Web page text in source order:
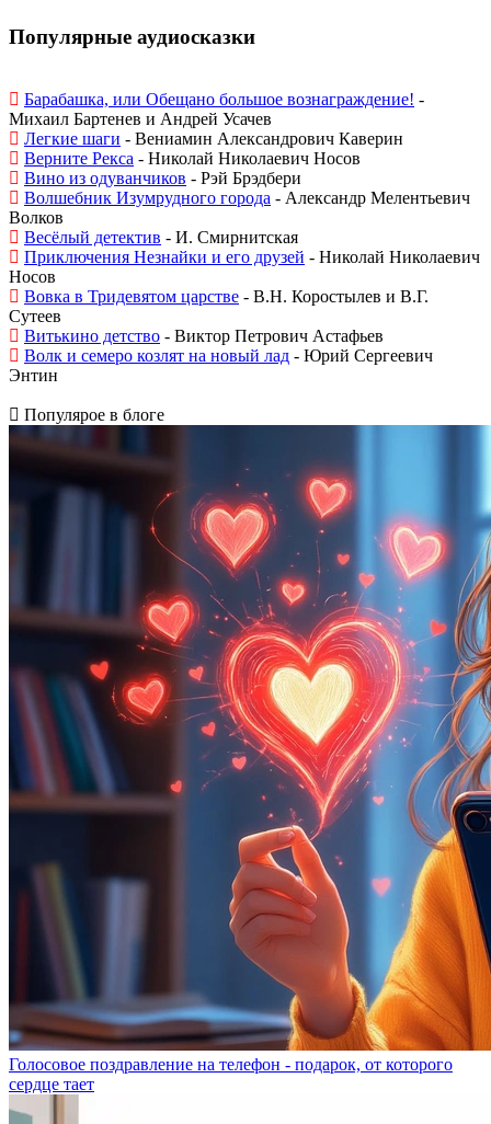
Популярные аудиосказки
Барабашка, или Обещано большое вознаграждение! -
Михаил Бартенев и Андрей Усачев
Легкие шаги - Вениамин Александрович Каверин
Верните Рекса - Николай Николаевич Носов
Вино из одуванчиков - Рэй Брэдбери
Волшебник Изумрудного города - Александр Мелентьевич
Волков
Весёлый детектив - И. Смирнитская
Приключения Незнайки и его друзей - Николай Николаевич
Носов
Вовка в Тридевятом царстве - В.Н. Коростылев и В.Г.
Сутеев
Витькино детство - Виктор Петрович Астафьев
Волк и семеро козлят на новый лад - Юрий Сергеевич
Энтин
Популярое в блоге
Голосовое поздравление на телефон - подарок, от которого
сердце тает